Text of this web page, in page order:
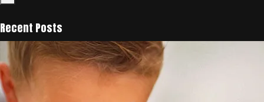
Recent Posts